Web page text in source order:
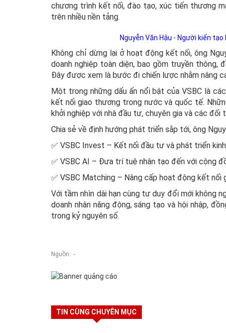
chương trình kết nối, đào tạo, xúc tiến thương
trên nhiều nền tảng.
Nguyễn Văn Hậu - Người kiến
Không chỉ dừng lại ở hoạt động kết nối, ông
doanh nghiệp toàn diện, bao gồm truyền
Đây được xem là bước đi chiến lược nhằm nâng
Một trong những dấu ấn nổi bật của VSBC là
kết nối giao thương trong nước và quốc tế.
khởi nghiệp với nhà đầu tư, chuyên gia và các đối
Chia sẻ về định hướng phát triển sắp tới, ông
✅ VSBC Invest – Kết nối đầu tư và phát triển
✅ VSBC AI – Đưa trí tuệ nhân tạo đến với cộng
✅ VSBC Matching – Nâng cấp hoạt động kết
Với tầm nhìn dài hạn cùng tư duy đổi mới không
doanh nhân năng động, sáng tạo và hội nhập,
trong kỷ nguyên số.
Nguồn: -
TIN CÙNG CHUYÊN MỤC